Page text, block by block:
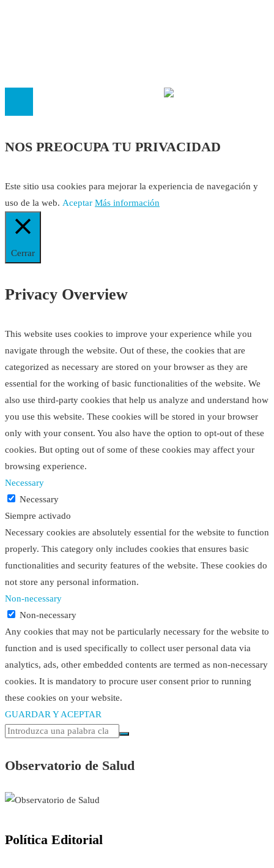
NOS PREOCUPA TU PRIVACIDAD
Este sitio usa cookies para mejorar la experiencia de navegación y
uso de la web. Aceptar Más información
Cerrar
Privacy Overview
This website uses cookies to improve your experience while you
navigate through the website. Out of these, the cookies that are
categorized as necessary are stored on your browser as they are
essential for the working of basic functionalities of the website. We
also use third-party cookies that help us analyze and understand how
you use this website. These cookies will be stored in your browser
only with your consent. You also have the option to opt-out of these
cookies. But opting out of some of these cookies may affect your
browsing experience.
Necessary
Necessary
Siempre activado
Necessary cookies are absolutely essential for the website to function
properly. This category only includes cookies that ensures basic
functionalities and security features of the website. These cookies do
not store any personal information.
Non-necessary
Non-necessary
Any cookies that may not be particularly necessary for the website to
function and is used specifically to collect user personal data via
analytics, ads, other embedded contents are termed as non-necessary
cookies. It is mandatory to procure user consent prior to running
these cookies on your website.
GUARDAR Y ACEPTAR
Observatorio de Salud
Política Editorial